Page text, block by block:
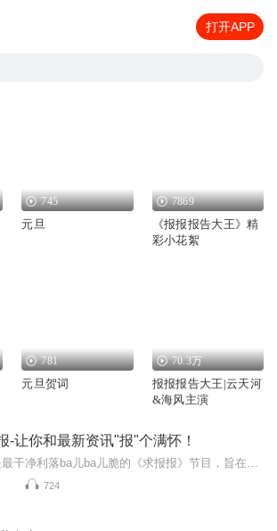
打开APP
745
元旦
7869
《报报报告大王》精
彩小花絮
781
元旦贺词
70.3万
报报报告大王|云天河
&海风主演
-让你和最新资讯"报"个满怀！
724